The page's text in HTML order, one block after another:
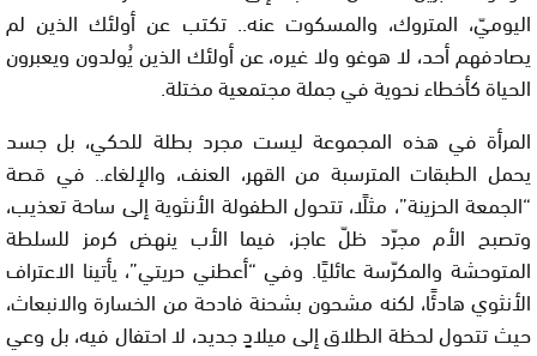
اليوميّ، المتروك، والمسكوت عنه.. تكتب عن أولئك الذين لم
يصادفهم أحد، لا هوغو ولا غيره، عن أولئك الذين يُولدون ويعبرون
الحياة كأخطاء نحوية في جملة مجتمعية مختلة.
المرأة في هذه المجموعة ليست مجرد بطلة للحكي، بل جسد
يحمل الطبقات المترسبة من القهر، العنف، والإلغاء.. في قصة
“الجمعة الحزينة”، مثلًا، تتحول الطفولة الأنثوية إلى ساحة تعذيب،
وتصبح الأم مجرّد ظلّ عاجز، فيما الأب ينهض كرمز للسلطة
المتوحشة والمكرّسة عائليًا. وفي “أعطني حريتي”، يأتينا الاعتراف
الأنثوي هادئًا، لكنه مشحون بشحنة فادحة من الخسارة والانبعاث،
حيث تتحول لحظة الطلاق إلى ميلادٍ جديد، لا احتفال فيه، بل وعي